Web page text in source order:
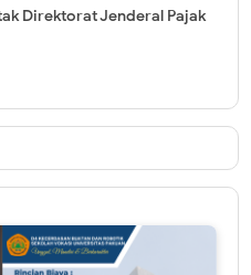
Direktorat Jenderal Pajak